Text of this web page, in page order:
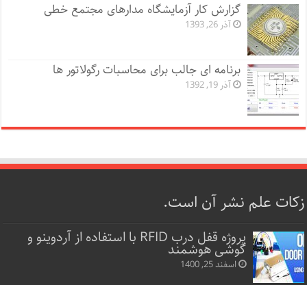
گزارش کار آزمایشگاه مدارهای مجتمع خطی
آذر 26, 1393
برنامه ای جالب برای محاسبات رگولاتور ها
آذر 19, 1392
زکات علم نشر آن است.
پروژه قفل‌ درب RFID با استفاده از آردوینو و
گوشی هوشمند
اسفند 25, 1400